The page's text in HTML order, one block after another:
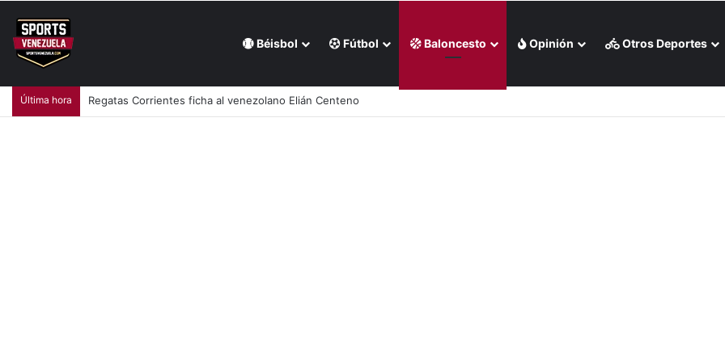
Béisbol Fútbol Baloncesto Opinión Otros Deportes
Última hora Regatas Corrientes ficha al venezolano Elián Centeno